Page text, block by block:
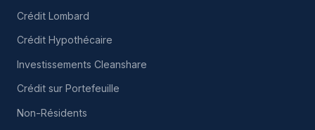
Crédit Lombard
Crédit Hypothécaire
Investissements Cleanshare
Crédit sur Portefeuille
Non-Résidents